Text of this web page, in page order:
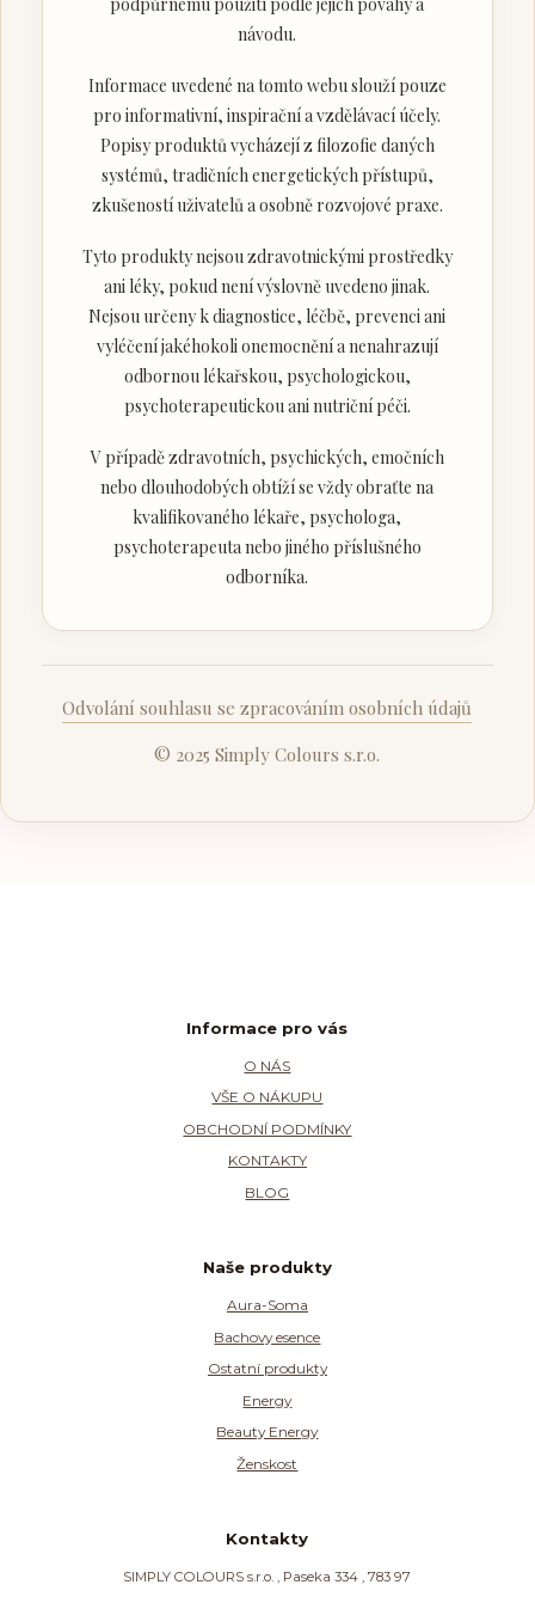
návodu.
Informace uvedené na tomto webu slouží pouze
pro informativní, inspirační a vzdělávací účely.
Popisy produktů vycházejí z filozofie daných
systémů, tradičních energetických přístupů,
zkušeností uživatelů a osobně rozvojové praxe.
Tyto produkty nejsou zdravotnickými prostředky
ani léky, pokud není výslovně uvedeno jinak.
Nejsou určeny k diagnostice, léčbě, prevenci ani
vyléčení jakéhokoli onemocnění a nenahrazují
odbornou lékařskou, psychologickou,
psychoterapeutickou ani nutriční péči.
V případě zdravotních, psychických, emočních
nebo dlouhodobých obtíží se vždy obraťte na
kvalifikovaného lékaře, psychologa,
psychoterapeuta nebo jiného příslušného
odborníka.
Odvolání souhlasu se zpracováním osobních údajů
© 2025 Simply Colours s.r.o.
Informace pro vás
O NÁS
VŠE O NÁKUPU
OBCHODNÍ PODMÍNKY
KONTAKTY
BLOG
Naše produkty
Aura-Soma
Bachovy esence
Ostatní produkty
Energy
Beauty Energy
Ženskost
Kontakty
SIMPLY COLOURS s.r.o. , Paseka 334 , 783 97